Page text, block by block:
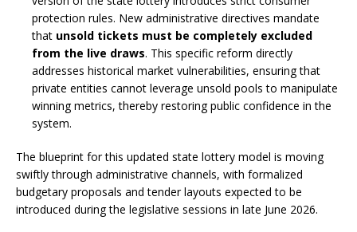
protection rules. New administrative directives mandate
that unsold tickets must be completely excluded
from the live draws. This specific reform directly
addresses historical market vulnerabilities, ensuring that
private entities cannot leverage unsold pools to manipulate
winning metrics, thereby restoring public confidence in the
system.
The blueprint for this updated state lottery model is moving
swiftly through administrative channels, with formalized
budgetary proposals and tender layouts expected to be
introduced during the legislative sessions in late June 2026.